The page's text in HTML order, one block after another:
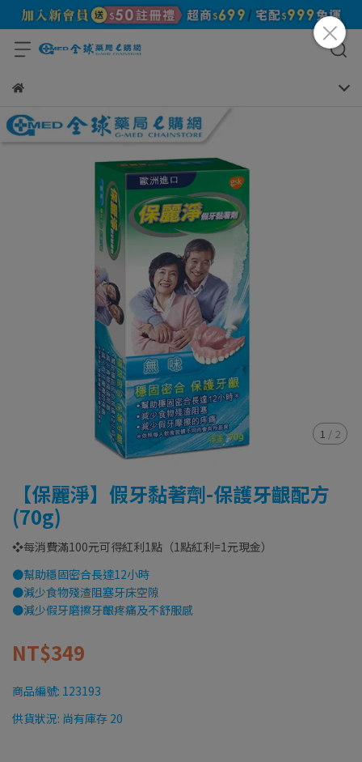
1 / 2
【保麗淨】假牙黏著劑-保護牙齦配方
(70g)
❖每消費滿100元可得紅利1點（1點紅利=1元現金）
●幫助穩固密合長達12小時
●減少食物殘渣阻塞牙床空隙
●減少假牙磨擦牙齦疼痛及不舒服感
NT$349
商品編號: 123193
供貨狀況: 尚有庫存 20